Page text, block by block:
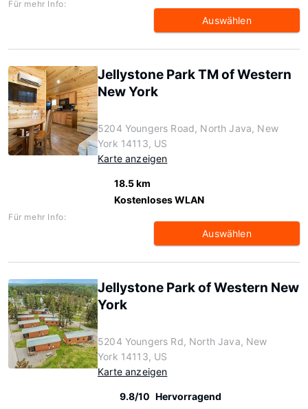
Für mehr Info:
Auswählen
Jellystone Park TM of Western
New York
5204 Youngers Road, North Java, New
York 14113, US
Karte anzeigen
18.5 km
Kostenloses WLAN
Für mehr Info:
Auswählen
Jellystone Park of Western New
York
5204 Youngers Rd, North Java, New
York 14113, US
Karte anzeigen
9.8/10 Hervorragend